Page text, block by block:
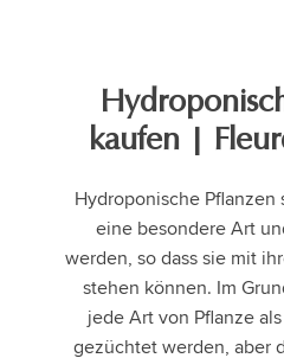
kaufen |
Hydroponische Pflanzen
eine besondere Art
werden, so dass sie mit
stehen können. Im
jede Art von Pflanze
gezüchtet werden, aber